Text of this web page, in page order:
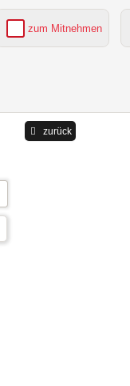
zum Mitnehmen
zurück